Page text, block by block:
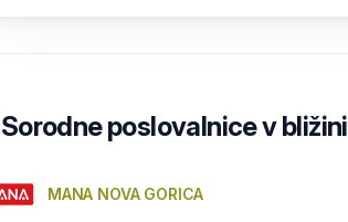
Sorodne poslovalnice v bližini
MANA NOVA GORICA